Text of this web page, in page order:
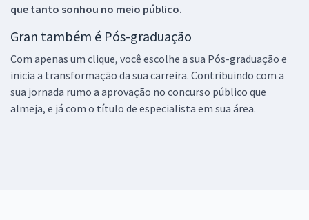
que tanto sonhou no meio público.
Gran também é Pós-graduação
Com apenas um clique, você escolhe a sua Pós-graduação e
inicia a transformação da sua carreira. Contribuindo com a
sua jornada rumo a aprovação no concurso público que
almeja, e já com o título de especialista em sua área.